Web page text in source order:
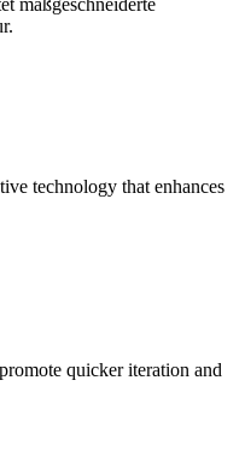
technology that enhances
quicker iteration and